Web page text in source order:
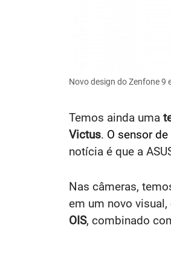
Novo design do Zenfone 9
Temos ainda uma
Victus. O sensor
notícia é que a
Nas câmeras,
em um novo
OIS, combinado